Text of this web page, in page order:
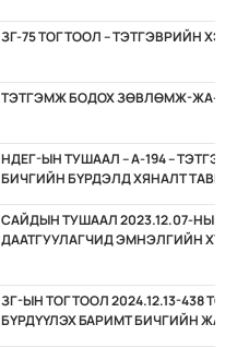
ЗГ-75 ТОГТООЛ – ТЭТГЭВРИЙН
ТЭТГЭМЖ БОДОХ ЗӨВЛӨМЖ-ЖА-
НДЕГ-ЫН ТУШААЛ – А-194 –
БИЧГИЙН БҮРДЭЛД ХЯНАЛТ
САЙДЫН ТУШААЛ 2023.12.07-НЫ
ДААТГУУЛАГЧИД ЭМНЭЛГИЙН
ЗГ-ЫН ТОГТООЛ 2024.12.13-438
БҮРДҮҮЛЭХ БАРИМТ БИЧГИЙН